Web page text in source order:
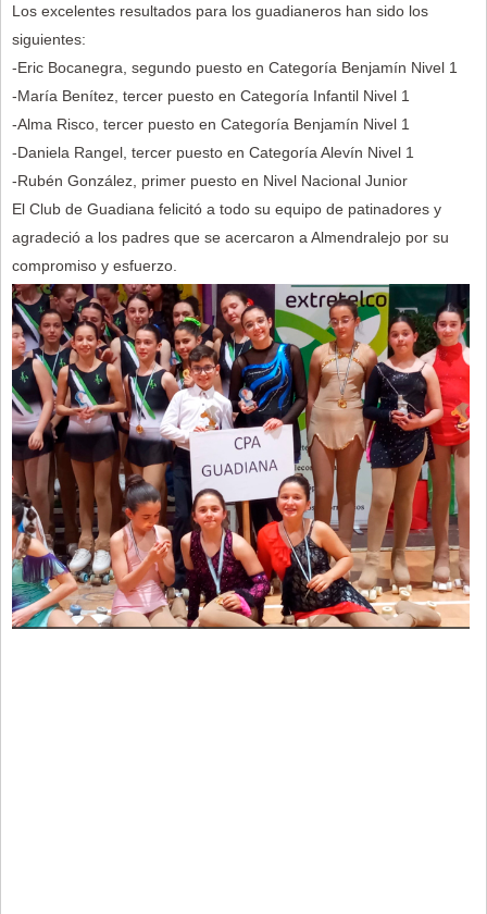
Los excelentes resultados para los guadianeros han sido los
siguientes:
-Eric Bocanegra, segundo puesto en Categoría Benjamín Nivel 1
-María Benítez, tercer puesto en Categoría Infantil Nivel 1
-Alma Risco, tercer puesto en Categoría Benjamín Nivel 1
-Daniela Rangel, tercer puesto en Categoría Alevín Nivel 1
-Rubén González, primer puesto en Nivel Nacional Junior
El Club de Guadiana felicitó a todo su equipo de patinadores y
agradeció a los padres que se acercaron a Almendralejo por su
compromiso y esfuerzo.